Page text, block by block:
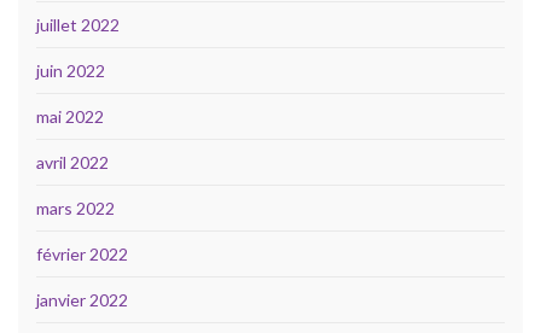
juillet 2022
juin 2022
mai 2022
avril 2022
mars 2022
février 2022
janvier 2022